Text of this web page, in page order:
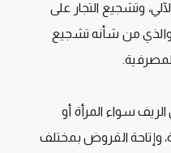
وتشجيع التجار على
والذي من شأنه تشجيع
سواء المرأة أو
وإتاحة القروض بمختلف